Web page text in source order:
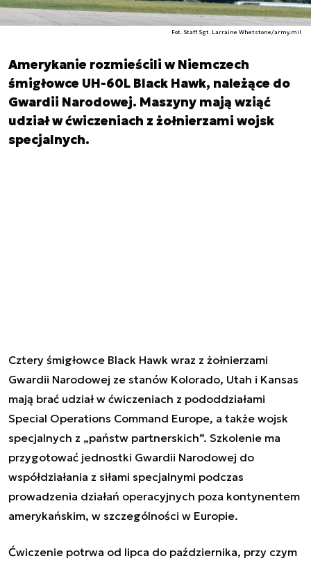
Fot. Staff Sgt. Larraine Whetstone/army.mil
Amerykanie rozmieścili w Niemczech
śmigłowce UH-60L Black Hawk, należące do
Gwardii Narodowej. Maszyny mają wziąć
udział w ćwiczeniach z żołnierzami wojsk
specjalnych.
Cztery śmigłowce Black Hawk wraz z żołnierzami
Gwardii Narodowej ze stanów Kolorado, Utah i Kansas
mają brać udział w ćwiczeniach z pododdziałami
Special Operations Command Europe, a także wojsk
specjalnych z „państw partnerskich”. Szkolenie ma
przygotować jednostki Gwardii Narodowej do
współdziałania z siłami specjalnymi podczas
prowadzenia działań operacyjnych poza kontynentem
amerykańskim, w szczególności w Europie.
Ćwiczenie potrwa od lipca do października, przy czym